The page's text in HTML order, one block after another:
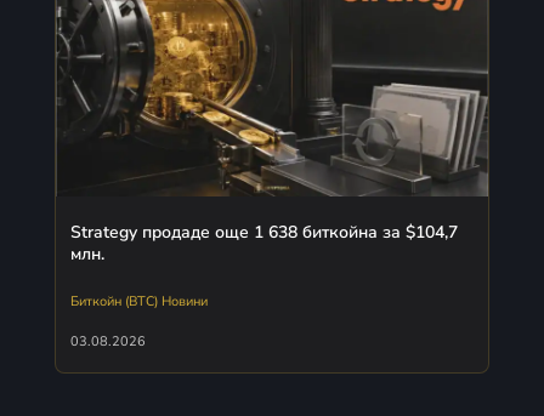
Strategy продаде още 1 638 биткойна за $104,7
млн.
Биткойн (BTC) Новини
03.08.2026